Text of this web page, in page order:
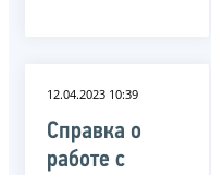
12.04.2023 10:39
Справка о
работе с